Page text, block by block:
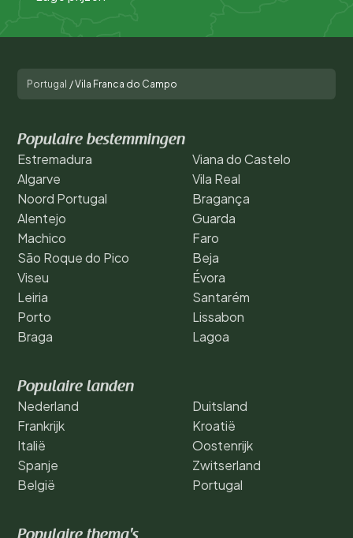
Portugal /Vila Franca do Campo
Populaire bestemmingen
Estremadura
Algarve
Noord Portugal
Alentejo
Machico
São Roque do Pico
Viseu
Leiria
Porto
Braga
Viana do Castelo
Vila Real
Bragança
Guarda
Faro
Beja
Évora
Santarém
Lissabon
Lagoa
Populaire landen
Nederland
Frankrijk
Italië
Spanje
België
Duitsland
Kroatië
Oostenrijk
Zwitserland
Portugal